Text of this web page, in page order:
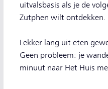
uitvalsbasis als je de
Zutphen wilt ontdekken.
Lekker lang uit eten
Geen probleem: je
minuut naar Het Huis